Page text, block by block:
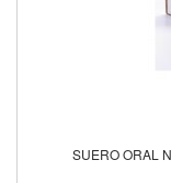
SUERO ORAL